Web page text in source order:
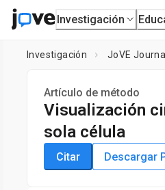
Investigación
Investigación JoVE Journal
Artículo de método
Visualización
sola célula
DOI: 10.3791/61376 ⸱
Kaitlin D Yarrington*1,
Citar Descargar